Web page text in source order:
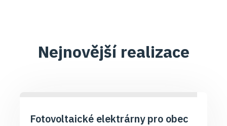
Nejnovější realizace
Fotovoltaické elektrárny pro obec